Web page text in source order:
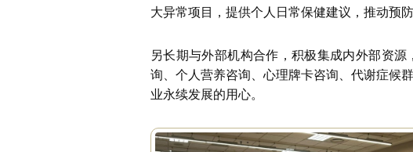
大异常项目，提供个人日常保健建议，推动预
另长期与外部机构合作，积极集成内外部资
询、个人营养咨询、心理牌卡咨询、代谢症候
业永续发展的用心。